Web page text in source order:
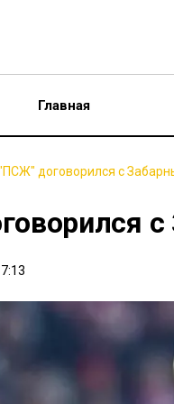
Главная
договорился с